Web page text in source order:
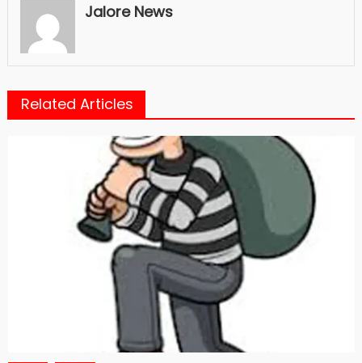
Jalore News
Related Articles